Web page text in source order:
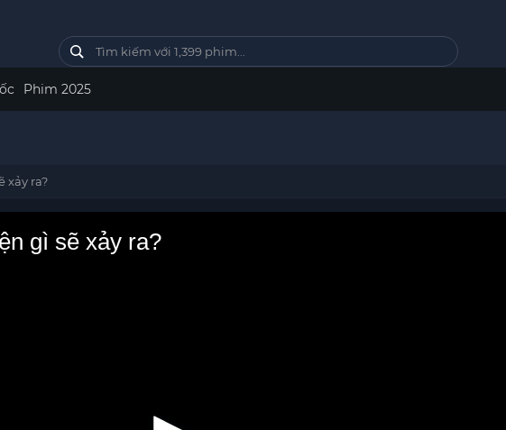
Phim 2025
xảy ra?
gì sẽ xảy ra?